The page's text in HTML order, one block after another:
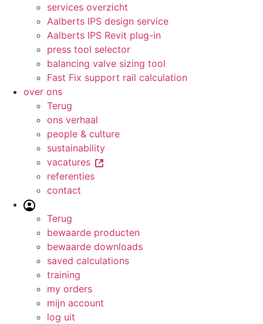
services overzicht
Aalberts IPS design service
Aalberts IPS Revit plug-in
press tool selector
balancing valve sizing tool
Fast Fix support rail calculation
over ons
Terug
ons verhaal
people & culture
sustainability
vacatures
referenties
contact
Terug
bewaarde producten
bewaarde downloads
saved calculations
training
my orders
mijn account
log uit